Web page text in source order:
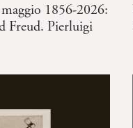
1856-2026:
Freud. Pierluigi